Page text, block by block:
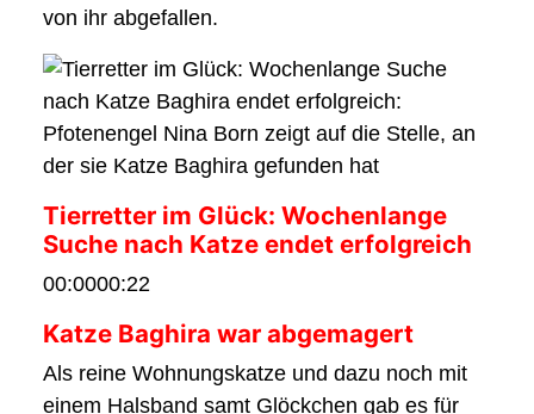
von ihr abgefallen.
Tierretter im Glück: Wochenlange
Suche nach Katze endet erfolgreich
00:0000:22
Katze Baghira war abgemagert
Als reine Wohnungskatze und dazu noch mit
einem Halsband samt Glöckchen gab es für